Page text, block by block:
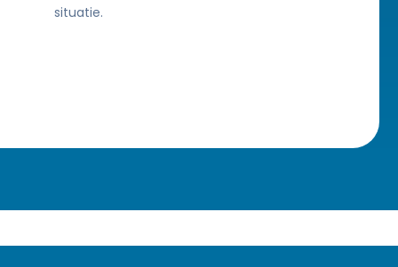
situatie.